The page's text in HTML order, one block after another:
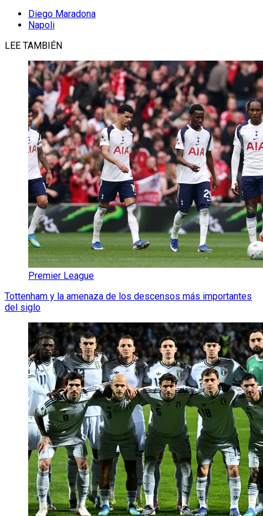
Diego Maradona
Napoli
LEE TAMBIÉN
Premier League
Tottenham y la amenaza de los descensos más importantes
del siglo